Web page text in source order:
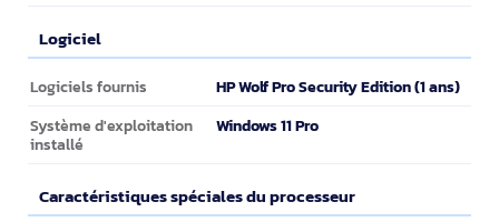
Logiciel
Logiciel
Logiciels fournis HP Wolf Pro Security Edition (1 ans)
Système d'exploitation
installé
Windows 11 Pro
Caractéristiques spéciales du processeur